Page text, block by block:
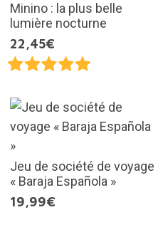
Minino : la plus belle
lumière nocturne
22,45€
Jeu de société de voyage
« Baraja Española »
19,99€